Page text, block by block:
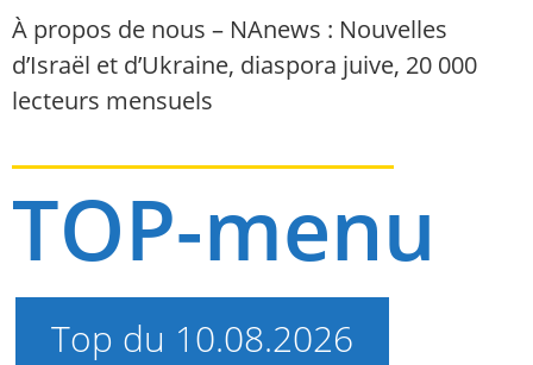
À propos de nous – NAnews : Nouvelles
d’Israël et d’Ukraine, diaspora juive, 20 000
lecteurs mensuels
TOP-menu
Top du 10.08.2026